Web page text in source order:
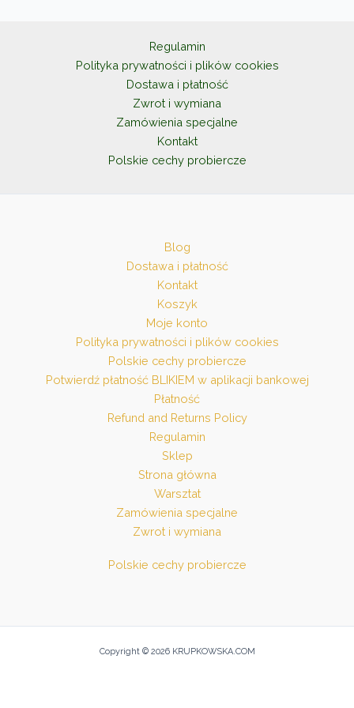
Regulamin
Polityka prywatności i plików cookies
Dostawa i płatność
Zwrot i wymiana
Zamówienia specjalne
Kontakt
Polskie cechy probiercze
Blog
Dostawa i płatność
Kontakt
Koszyk
Moje konto
Polityka prywatności i plików cookies
Polskie cechy probiercze
Potwierdź płatność BLIKIEM w aplikacji bankowej
Płatność
Refund and Returns Policy
Regulamin
Sklep
Strona główna
Warsztat
Zamówienia specjalne
Zwrot i wymiana
Polskie cechy probiercze
Copyright © 2026 KRUPKOWSKA.COM